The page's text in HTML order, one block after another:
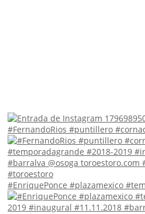
#FernandoRios #puntillero
#EnriquePonce #plazamexico